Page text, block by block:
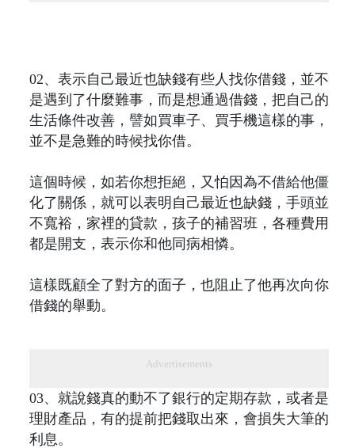
02、表示自己最近也缺錢有些人找你借錢，並不
是遇到了什麼難事，而是想通過借錢，把自己的
生活條件改善，譬如買車子、買手機這樣的事，
並不是急難的時候找你借。
這個時候，如若你想拒絕，又怕因為不借給他僵
化了關係，就可以表明自己最近也缺錢，手頭並
不寬裕，家裡的貸款，孩子的補習班，各種費用
都是開支，表示你和他同病相憐。
這樣既顧全了對方的面子，也阻止了他再次向你
借錢的舉動。
Advertisements
03、就說錢真的動不了銀行的定期存款，或者是
理財產品，有的提前把錢取出來，會損失大筆的
利息。